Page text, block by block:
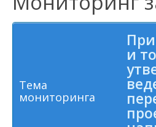
Тема
мониторинга
и